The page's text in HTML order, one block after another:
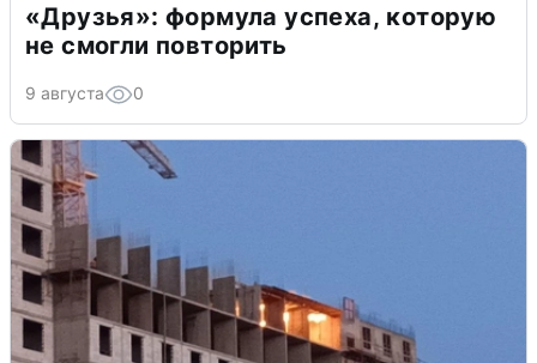
«Друзья»: формула успеха, которую
не смогли повторить
9 августа 0